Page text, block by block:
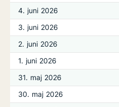
4. juni 2026
3. juni 2026
2. juni 2026
1. juni 2026
31. maj 2026
30. maj 2026